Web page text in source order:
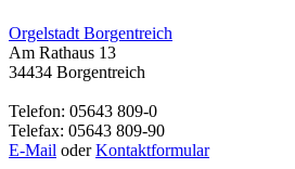
Orgelstadt Borgentreich
Am Rathaus 13
34434 Borgentreich
Telefon: 05643 809-0
Telefax: 05643 809-90
E-Mail oderKontaktformular